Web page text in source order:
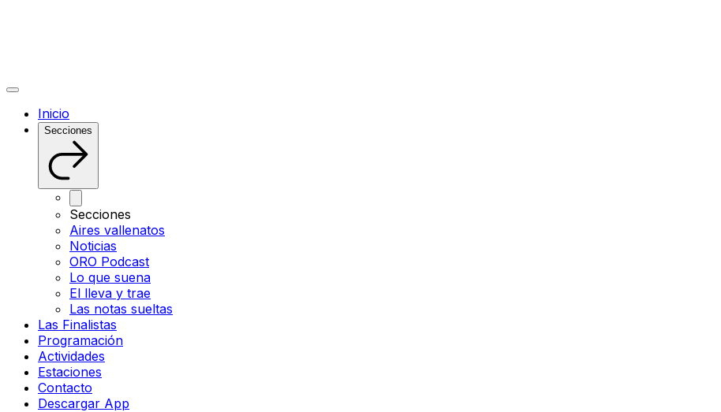
Inicio
Secciones
Secciones
Aires vallenatos
Noticias
ORO Podcast
Lo que suena
El lleva y trae
Las notas sueltas
Las Finalistas
Programación
Actividades
Estaciones
Contacto
Descargar App